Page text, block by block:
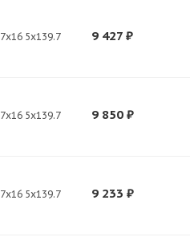
7x16 5x139.7 9 427 ₽
7x16 5x139.7 9 850 ₽
7x16 5x139.7 9 233 ₽